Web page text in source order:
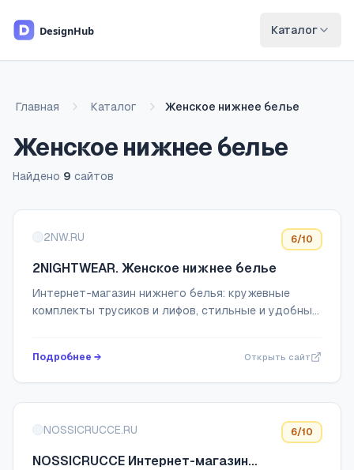
Каталог
Главная Каталог Женское нижнее белье
Женское нижнее белье
Найдено 9 сайтов
Список сайтов
2NW.RU 6/10
2NIGHTWEAR. Женское нижнее белье
Интернет-магазин нижнего белья: кружевные
комплекты трусиков и лифов, стильные и удобные
Подробнее → Открыть сайт
NOSSICRUCCE.RU 6/10
NOSSICRUCCE Интернет-магазин